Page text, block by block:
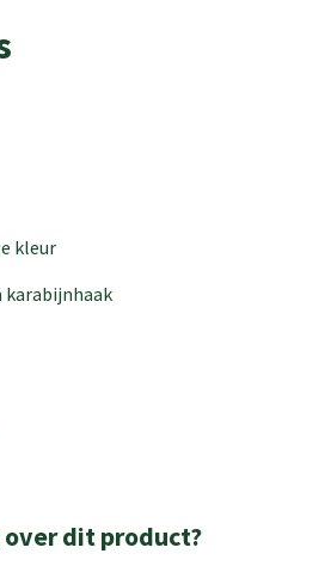
kleur
karabijnhaak
over dit product?